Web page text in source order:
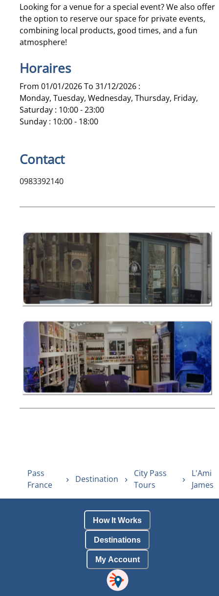
Looking for a venue for a special event? We also offer
the option to reserve our space for private events,
combining local products, good times, and a fun
atmosphere!
Horaires
From 01/01/2026 To 31/12/2026 :
Monday, Tuesday, Wednesday, Thursday, Friday,
Saturday : 10:00 - 23:00
Sunday : 10:00 - 18:00
Contact
0983392140
Pass
France
Destination
City Pass
Tours
L'Ami
James
How It Works
Destinations
My Account